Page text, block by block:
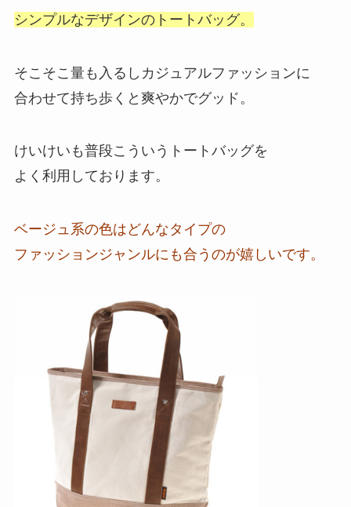
シンプルなデザインのトートバッグ。
そこそこ量も入るしカジュアルファッションに
合わせて持ち歩くと爽やかでグッド。
けいけいも普段こういうトートバッグを
よく利用しております。
ベージュ系の色はどんなタイプの
ファッションジャンルにも合うのが嬉しいです。